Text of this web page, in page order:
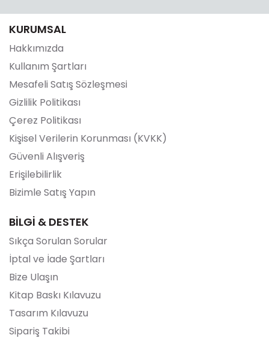
KURUMSAL
Hakkımızda
Kullanım Şartları
Mesafeli Satış Sözleşmesi
Gizlilik Politikası
Çerez Politikası
Kişisel Verilerin Korunması (KVKK)
Güvenli Alışveriş
Erişilebilirlik
Bizimle Satış Yapın
BİLGİ & DESTEK
Sıkça Sorulan Sorular
İptal ve İade Şartları
Bize Ulaşın
Kitap Baskı Kılavuzu
Tasarım Kılavuzu
Sipariş Takibi